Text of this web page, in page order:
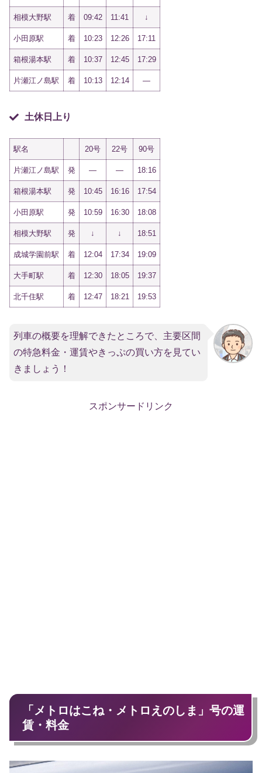
相模大野駅 着 09:42 11:41 ↓
小田原駅 着 10:23 12:26 17:11
箱根湯本駅 着 10:37 12:45 17:29
片瀬江ノ島駅 着 10:13 12:14 —
土休日上り
駅名 20号 22号 90号
片瀬江ノ島駅 発 — — 18:16
箱根湯本駅 発 10:45 16:16 17:54
小田原駅 発 10:59 16:30 18:08
相模大野駅 発 ↓ ↓ 18:51
成城学園前駅 着 12:04 17:34 19:09
大手町駅 着 12:30 18:05 19:37
北千住駅 着 12:47 18:21 19:53
列車の概要を理解できたところで、主要区間
の特急料金・運賃やきっぷの買い方を見てい
きましょう！
スポンサードリンク
「メトロはこね・メトロえのしま」号の運
賃・料金